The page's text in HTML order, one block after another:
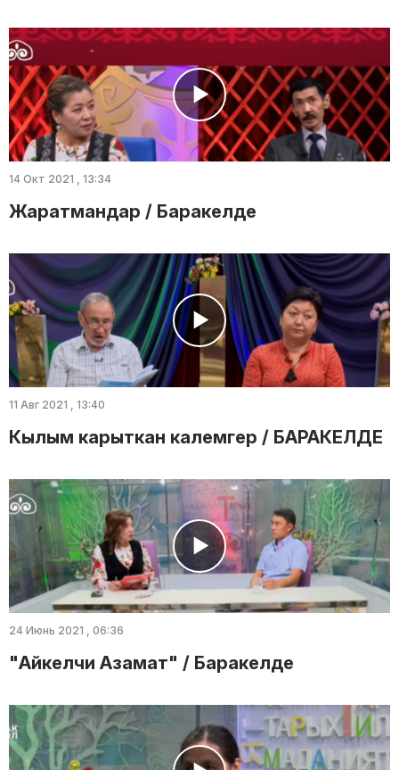
14 Окт 2021 , 13:34
Жаратмандар / Баракелде
11 Авг 2021 , 13:40
Кылым карыткан калемгер / БАРАКЕЛДЕ
24 Июнь 2021 , 06:36
"Айкелчи Азамат" / Баракелде